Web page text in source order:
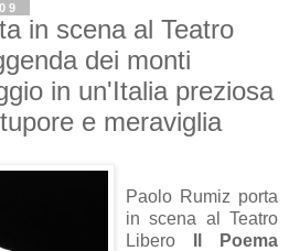
in scena al Teatro
dei monti
in un'Italia preziosa
e meraviglia
Paolo Rumiz porta
in scena al Teatro
Libero
Il Poema